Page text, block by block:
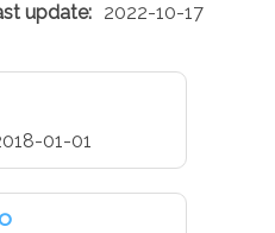
2022-10-17
01-01